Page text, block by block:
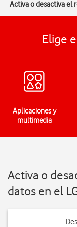
Activa o desactiva el
Elige
Aplicaciones y
multimedia
Activa o
datos en el